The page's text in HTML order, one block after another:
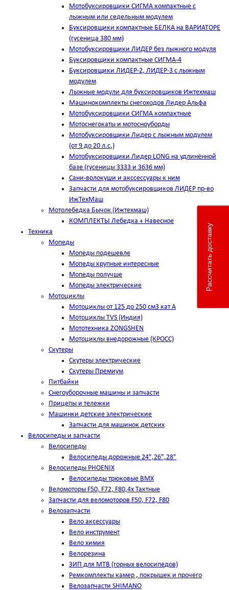
Мотобуксировщики СИГМА компактные с
лыжным или седельным модулем
Буксировщики компактные БЕЛКА на ВАРИАТОРЕ
(гусеница 380 мм)
Мотобуксировщики ЛИДЕР без лыжного модуля
Буксировщики компактные СИГМА-4
Буксировщики ЛИДЕР-2, ЛИДЕР-3 c лыжным
модулем
Лыжные модули для буксировщиков Ижтехмаш
Машинокомплекты снегоходов Лидер Альфа
Мотобуксировщики СИГМА компактные
Мотоснегокаты и мотосноуборды
Мотобуксировщики Лидер с лыжным модулем
(от 9 до 20 л.с.)
Мотобуксировщики Лидер LONG на удлинённой
базе (гусеницы 3333 и 3636 мм)
Сани-волокуши и акссессуары к ним
Запчасти для мотобуксировщиков ЛИДЕР пр-во
ИжТехМаш
Мотолебедка Бычок (Ижтехмаш)
КОМПЛЕКТЫ Лебедка + Навесное
Техника
Мопеды
Мопеды подешевле
Мопеды крупные интересные
Мопеды получше
Мопеды электрические
Мотоциклы
Мотоциклы от 125 до 250 см3 кат А
Мотоциклы TVS (Индия)
Мототехника ZONGSHEN
Мотоциклы внедорожные (КРОСС)
Скутеры
Скутеры электрические
Скутеры Премиум
Питбайки
Снегоуборочные машины и запчасти
Прицепы и тележки
Машинки детские электрические
Запчасти для машинок детских
Велосипеды и запчасти
Велосипеды
Велосипеды дорожные 24",26",28"
Велосипеды PHOENIX
Велосипеды трюковые BMX
Веломоторы F50, F72, F80,4х Тактные
Запчасти для веломоторов F50, F72, F80
Велозапчасти
Вело аксессуары
Вело инструмент
Вело химия
Велорезина
ЗИП для MTB (горных велосипедов)
Ремкомплекты камер , покрышек и прочего
Велозапчасти SHIMANO
Рассчитать доставку